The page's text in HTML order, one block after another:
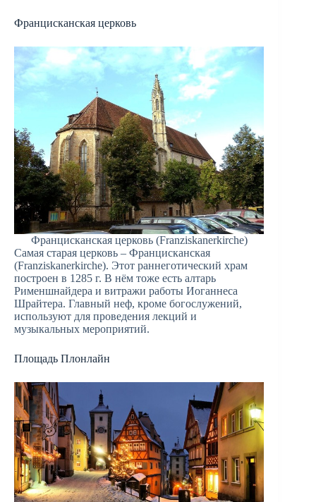
Францисканская церковь
Францисканская церковь (Franziskanerkirche)
Самая старая церковь – Францисканская
(Franziskanerkirche). Этот раннеготический храм
построен в 1285 г. В нём тоже есть алтарь
Рименшнайдера и витражи работы Иоганнеса
Шрайтера. Главный неф, кроме богослужений,
используют для проведения лекций и
музыкальных мероприятий.
Площадь Плонлайн